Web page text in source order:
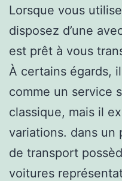
Lorsque vous
disposez d’une
est prêt à vous
À certains égards,
comme un service
classique, mais il
variations. dans un
de transport
voitures